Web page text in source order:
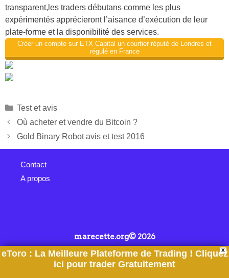
transparent,les traders débutans comme les plus
expérimentés apprécieront l’aisance d’exécution de leur
plate-forme et la disponibilité des services.
Créer un compte sur ETX Capital un courtier réputé de Londres et
régulé en France
Test et avis
Où acheter et vendre du Bitcoin ?
Gold Binary Robot avis et test 2016
Contact
A propos
marecette.org© 2026
X
eToro : La Meilleure Plateforme de Trading ! Cliquez
ici pour trader Gratuitement